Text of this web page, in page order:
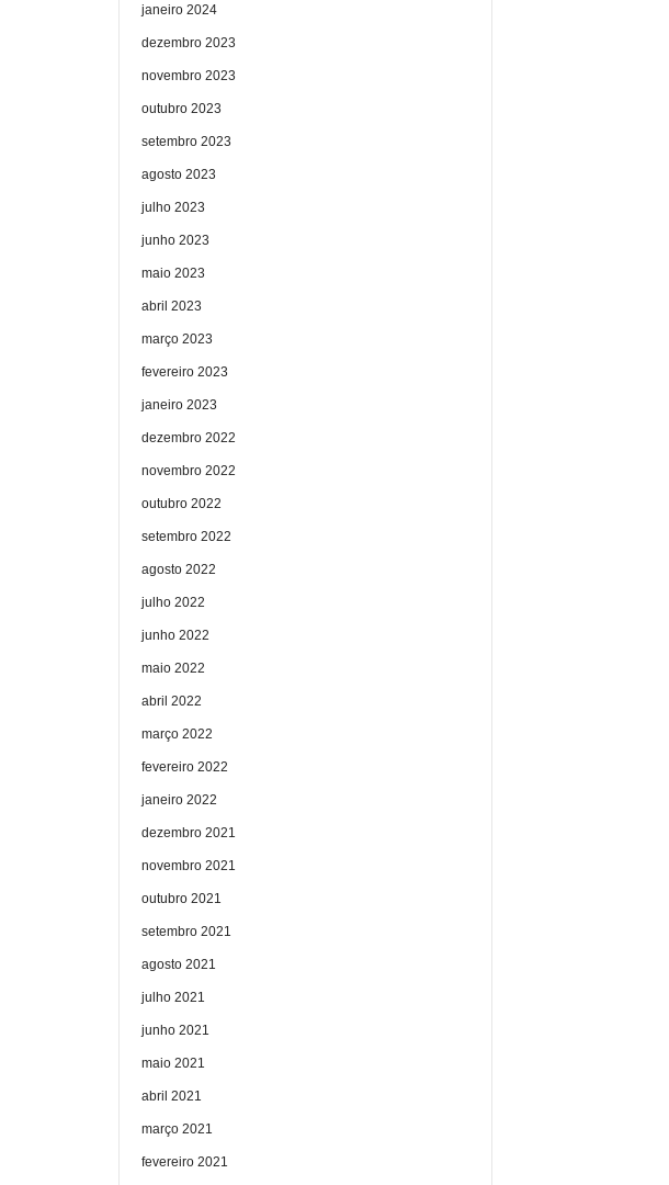
janeiro 2024
dezembro 2023
novembro 2023
outubro 2023
setembro 2023
agosto 2023
julho 2023
junho 2023
maio 2023
abril 2023
março 2023
fevereiro 2023
janeiro 2023
dezembro 2022
novembro 2022
outubro 2022
setembro 2022
agosto 2022
julho 2022
junho 2022
maio 2022
abril 2022
março 2022
fevereiro 2022
janeiro 2022
dezembro 2021
novembro 2021
outubro 2021
setembro 2021
agosto 2021
julho 2021
junho 2021
maio 2021
abril 2021
março 2021
fevereiro 2021